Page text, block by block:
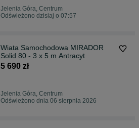
Jelenia Góra, Centrum
Odświeżono dzisiaj o 07:57
Wiata Samochodowa MIRADOR
Solid 80 - 3 x 5 m Antracyt
5 690 zł
Jelenia Góra, Centrum
Odświeżono dnia 06 sierpnia 2026